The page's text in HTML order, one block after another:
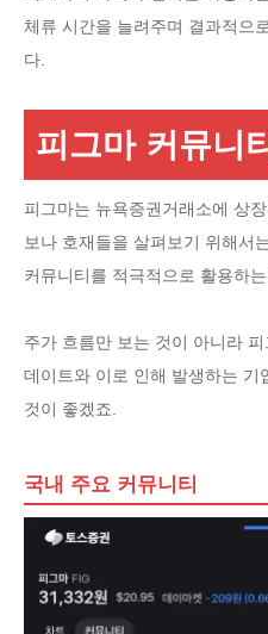
체류 시간을 늘려주며 결과적으
다.
피그마 커뮤니티
피그마는 뉴욕증권거래소에 상
보나 호재들을 살펴보기 위해서
커뮤니티를 적극적으로 활용하
주가 흐름만 보는 것이 아니라
데이트와 이로 인해 발생하는 기
것이 좋겠죠.
국내 주요 커뮤니티